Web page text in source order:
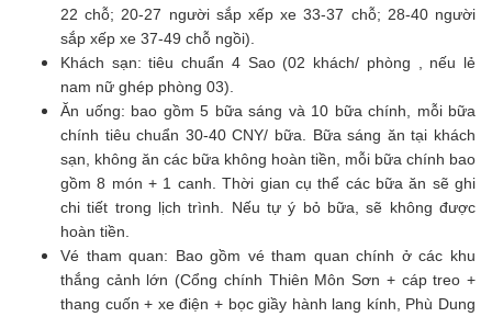
22 chỗ; 20-27 người sắp xếp xe 33-37 chỗ; 28-40 người
sắp xếp xe 37-49 chỗ ngồi).
Khách sạn: tiêu chuẩn 4 Sao (02 khách/ phòng , nếu lẻ
nam nữ ghép phòng 03).
Ăn uống: bao gồm 5 bữa sáng và 10 bữa chính, mỗi bữa
chính tiêu chuẩn 30-40 CNY/ bữa. Bữa sáng ăn tại khách
sạn, không ăn các bữa không hoàn tiền, mỗi bữa chính bao
gồm 8 món + 1 canh. Thời gian cụ thể các bữa ăn sẽ ghi
chi tiết trong lịch trình. Nếu tự ý bỏ bữa, sẽ không được
hoàn tiền.
Vé tham quan: Bao gồm vé tham quan chính ở các khu
thắng cảnh lớn (Cổng chính Thiên Môn Sơn + cáp treo +
thang cuốn + xe điện + bọc giầy hành lang kính, Phù Dung